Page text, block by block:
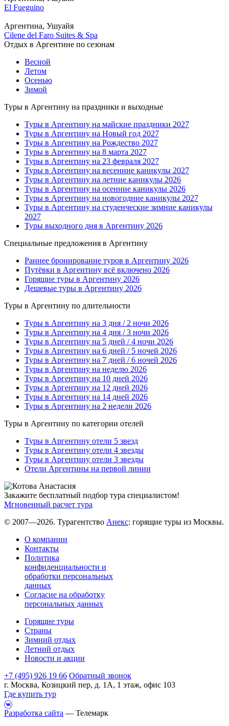
El Fueguino
Аргентина, Ушуайя
Cilene del Faro Suites & Spa
Отдых в Аргентине по сезонам
Весной
Летом
Осенью
Зимой
Туры в Аргентину на праздники и выходные
Туры в Аргентину на майские праздники 2027
Туры в Аргентину на Новый год 2027
Туры в Аргентину на Рождество 2027
Туры в Аргентину на 8 марта 2027
Туры в Аргентину на 23 февраля 2027
Туры в Аргентину на весенние каникулы 2027
Туры в Аргентину на летние каникулы 2026
Туры в Аргентину на осенние каникулы 2026
Туры в Аргентину на новогодние каникулы 2027
Туры в Аргентину на студенческие зимние каникулы
2027
Туры выходного дня в Аргентину 2026
Специальные предложения в Аргентину
Раннее бронирование туров в Аргентину 2026
Путёвки в Аргентину всё включено 2026
Горящие туры в Аргентину 2026
Дешевые туры в Аргентину 2026
Туры в Аргентину по длительности
Туры в Аргентину на 3 дня / 2 ночи 2026
Туры в Аргентину на 4 дня / 3 ночи 2026
Туры в Аргентину на 5 дней / 4 ночи 2026
Туры в Аргентину на 6 дней / 5 ночей 2026
Туры в Аргентину на 7 дней / 6 ночей 2026
Туры в Аргентину на неделю 2026
Туры в Аргентину на 10 дней 2026
Туры в Аргентину на 12 дней 2026
Туры в Аргентину на 14 дней 2026
Туры в Аргентину на 2 недели 2026
Туры в Аргентину по категории отелей
Туры в Аргентину отели 5 звезд
Туры в Аргентину отели 4 звезды
Туры в Аргентину отели 3 звезды
Отели Аргентины на первой линии
Закажите бесплатный подбор тура специалистом!
Мгновенный расчет тура
© 2007—2026. Турагентство Анекс: горящие туры из Москвы.
О компании
Контакты
Политика
конфиденциальности и
обработки персональных
данных
Согласие на обработку
персональных данных
Горящие туры
Страны
Зимний отдых
Летний отдых
Новости и акции
+7 (495) 926 19 66 Обратный звонок
г. Москва, Козицкий пер, д. 1А, 1 этаж, офис 103
Где купить тур
Разработка сайта — Телемарк